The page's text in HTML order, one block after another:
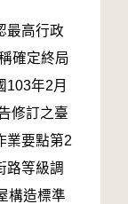
最高行政
確定終局
103年2月
修訂之臺
業要點第2
路等級調
構造標準